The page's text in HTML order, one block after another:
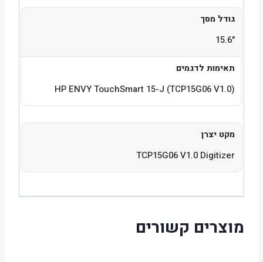
גודל מסך
"15.6
תאימות לדגמים
HP ENVY TouchSmart 15-J (TCP15G06 V1.0)
מקט יצרן
TCP15G06 V1.0 Digitizer
מוצרים קשורים